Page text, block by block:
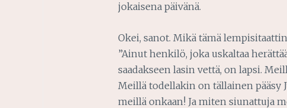
jokaisena päivänä.
Okei, sanot. Mikä tämä
”Ainut henkilö, joka uskaltaa
saadakseen lasin vettä, on lapsi.
Meillä todellakin on tällainen pääsy
meillä onkaan! Ja miten siunattuja